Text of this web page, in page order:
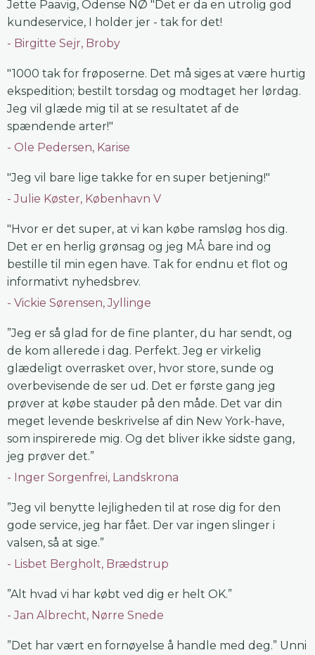
Jette Paavig, Odense NØ "Det er da en utrolig god
kundeservice, I holder jer - tak for det!
Birgitte Sejr, Broby
"1000 tak for frøposerne. Det må siges at være hurtig
ekspedition; bestilt torsdag og modtaget her lørdag.
Jeg vil glæde mig til at se resultatet af de
spændende arter!"
Ole Pedersen, Karise
"Jeg vil bare lige takke for en super betjening!"
Julie Køster, København V
"Hvor er det super, at vi kan købe ramsløg hos dig.
Det er en herlig grønsag og jeg MÅ bare ind og
bestille til min egen have. Tak for endnu et flot og
informativt nyhedsbrev.
Vickie Sørensen, Jyllinge
”Jeg er så glad for de fine planter, du har sendt, og
de kom allerede i dag. Perfekt. Jeg er virkelig
glædeligt overrasket over, hvor store, sunde og
overbevisende de ser ud. Det er første gang jeg
prøver at købe stauder på den måde. Det var din
meget levende beskrivelse af din New York-have,
som inspirerede mig. Og det bliver ikke sidste gang,
jeg prøver det.”
Inger Sorgenfrei, Landskrona
”Jeg vil benytte lejligheden til at rose dig for den
gode service, jeg har fået. Der var ingen slinger i
valsen, så at sige.”
Lisbet Bergholt, Brædstrup
”Alt hvad vi har købt ved dig er helt OK.”
Jan Albrecht, Nørre Snede
”Det har vært en fornøyelse å handle med deg.” Unni